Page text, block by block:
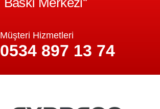
Müşteri Hizmetleri
0534 897 13 74